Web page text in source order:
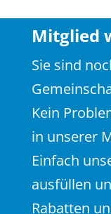
Mitglied
Sie sind
Kein
in unserer
Einfach
ausfüllen
Rabatten